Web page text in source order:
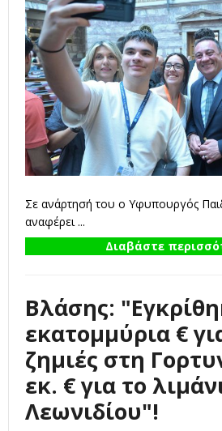
Σε ανάρτησή του ο Υφυπουργός
αναφέρει ...
Διαβάστε
Βλάσης:
εκατομμύρια €
ζημιές στη
εκ. € για το
Λεωνιδίου"!